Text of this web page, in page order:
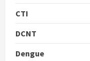
CTI
DCNT
Dengue